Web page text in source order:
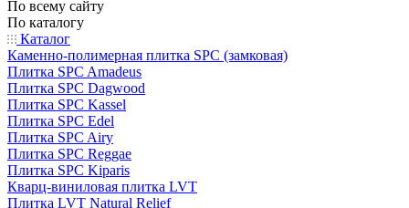
По всему сайту
По каталогу
Каталог
Каменно-полимерная плитка SPC (замковая)
Плитка SPC Amadeus
Плитка SPC Dagwood
Плитка SPC Kassel
Плитка SPC Edel
Плитка SPC Airy
Плитка SPC Reggae
Плитка SPC Kiparis
Кварц-виниловая плитка LVT
Плитка LVT Natural Relief